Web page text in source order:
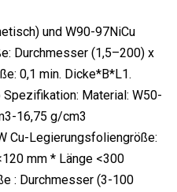
und W90-97NiCu
Durchmesser (1,5–200) x
0,1 min. Dicke*B*L1.
Material: W50-
16,75 g/cm3
Cu-Legierungsfoliengröße:
mm * Länge <300
: Durchmesser (3-100